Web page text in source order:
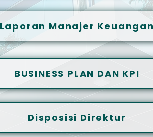
Laporan Manajer Keuangan
BUSINESS PLAN DAN KPI
Disposisi Direktur